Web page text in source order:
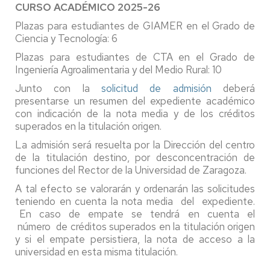
CURSO ACADÉMICO 2025-26
Plazas para estudiantes de GIAMER en el Grado de
Ciencia y Tecnología: 6
Plazas para estudiantes de CTA en el Grado de
Ingeniería Agroalimentaria y del Medio Rural: 10
Junto con la solicitud de admisión deberá
presentarse un resumen del expediente académico
con indicación de la nota media y de los créditos
superados en la titulación origen.
La admisión será resuelta por la Dirección del centro
de la titulación destino, por desconcentración de
funciones del Rector de la Universidad de Zaragoza.
A tal efecto se valorarán y ordenarán las solicitudes
teniendo en cuenta la nota media del expediente.
En caso de empate se tendrá en cuenta el
número de créditos superados en la titulación origen
y si el empate persistiera, la nota de acceso a la
universidad en esta misma titulación.